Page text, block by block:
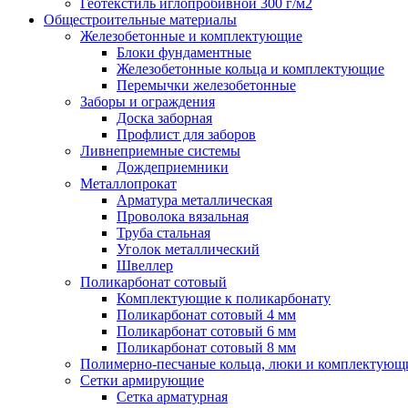
Геотекстиль иглопробивной 300 г/м2
Общестроительные материалы
Железобетонные и комплектующие
Блоки фундаментные
Железобетонные кольца и комплектующие
Перемычки железобетонные
Заборы и ограждения
Доска заборная
Профлист для заборов
Ливнеприемные системы
Дождеприемники
Металлопрокат
Арматура металлическая
Проволока вязальная
Труба стальная
Уголок металлический
Швеллер
Поликарбонат сотовый
Комплектующие к поликарбонату
Поликарбонат сотовый 4 мм
Поликарбонат сотовый 6 мм
Поликарбонат сотовый 8 мм
Полимерно-песчаные кольца, люки и
Сетки армирующие
Сетка арматурная